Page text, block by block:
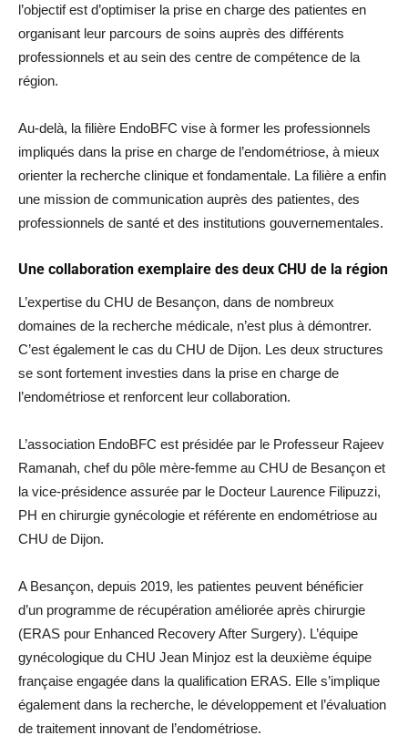
l’objectif est d’optimiser la prise en charge des patientes en
organisant leur parcours de soins auprès des différents
professionnels et au sein des centre de compétence de la
région.
Au-delà, la filière EndoBFC vise à former les professionnels
impliqués dans la prise en charge de l’endométriose, à mieux
orienter la recherche clinique et fondamentale. La filière a enfin
une mission de communication auprès des patientes, des
professionnels de santé et des institutions gouvernementales.
Une collaboration exemplaire des deux CHU de la région
L’expertise du CHU de Besançon, dans de nombreux
domaines de la recherche médicale, n’est plus à démontrer.
C’est également le cas du CHU de Dijon. Les deux structures
se sont fortement investies dans la prise en charge de
l’endométriose et renforcent leur collaboration.
L’association EndoBFC est présidée par le Professeur Rajeev
Ramanah, chef du pôle mère-femme au CHU de Besançon et
la vice-présidence assurée par le Docteur Laurence Filipuzzi,
PH en chirurgie gynécologie et référente en endométriose au
CHU de Dijon.
A Besançon, depuis 2019, les patientes peuvent bénéficier
d’un programme de récupération améliorée après chirurgie
(ERAS pour Enhanced Recovery After Surgery). L’équipe
gynécologique du CHU Jean Minjoz est la deuxième équipe
française engagée dans la qualification ERAS. Elle s’implique
également dans la recherche, le développement et l’évaluation
de traitement innovant de l’endométriose.